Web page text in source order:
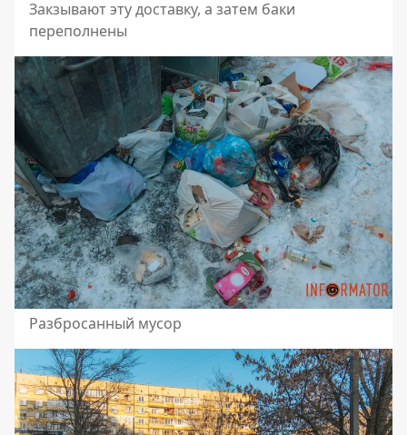
Закзывают эту доставку, а затем баки
переполнены
Разбросанный мусор